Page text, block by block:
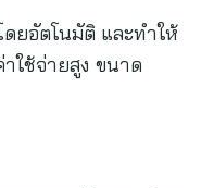
ยอัตโนมัติ และทำให้
ใช้จ่ายสูง ขนาด